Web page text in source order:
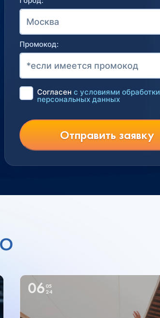
Промокод:
Согласен с условиями обработки
персональных данных
Отправить заявку
0605
24